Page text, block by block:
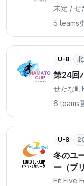
未定 / せ
5 teams
U-8
第24回
せたな町
6 teams
U-8
冬のユ
ー（ブ
Fit Five